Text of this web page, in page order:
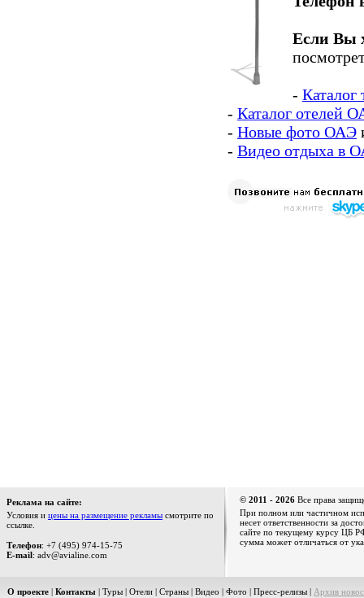
Если Вы
-
- Каталог отелей
- Новые фото ОАЭ
- Видео отдыха в
Реклама на сайте:
Условия и цены на размещение рекламы смотрите по
ссылке.
Телефон: +7 (495) 974-15-75
E-mail: adv@avialine.com
© 2011 - 2026 Все права
При полном или частичном
несет ответственности за
сайте по текущему курсу ЦБ
сумма может отличаться от
О проекте | Контакты | Туры | Отели | Страны | Видео | Фото | Пресс-релизы | Архив